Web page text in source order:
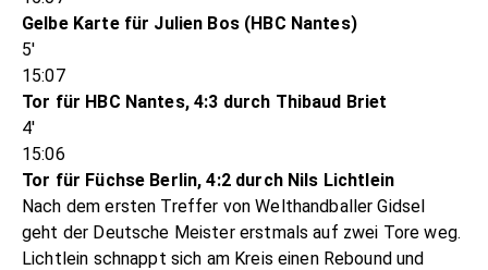
Gelbe Karte für Julien Bos (HBC Nantes)
5'
15:07
Tor für HBC Nantes, 4:3 durch Thibaud Briet
4'
15:06
Tor für Füchse Berlin, 4:2 durch Nils Lichtlein
Nach dem ersten Treffer von Welthandballer Gidsel
geht der Deutsche Meister erstmals auf zwei Tore weg.
Lichtlein schnappt sich am Kreis einen Rebound und